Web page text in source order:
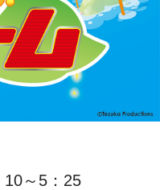
～5：25